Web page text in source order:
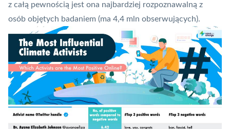
z całą pewnością jest ona najbardziej rozpoznawalną z
osób objętych badaniem (ma 4,4 mln obserwujących).